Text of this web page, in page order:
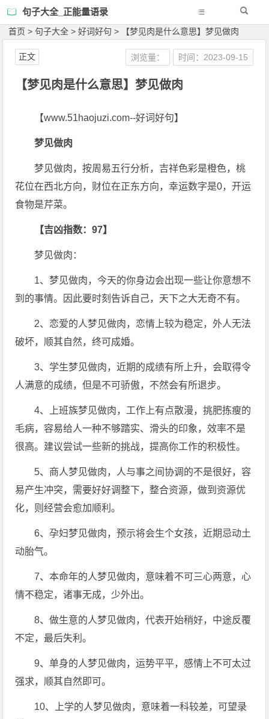
句子大全_正能量语录
首页 >句子大全 >好词好句 > 【梦见肉是什么意思】梦见做肉
【梦见肉是什么意思】梦见做肉
浏览量： 时间：2023-09-15
正文
【www.51haojuzi.com--好词好句】
梦见做肉
梦见做肉，按周易五行分析，吉祥色彩是橙色，桃
花位在西北方向，财位在正东方向，幸运数字是0，开运
食物是芹菜。
【吉凶指数：97】
梦见做肉：
1、梦见做肉，今天的你身边会出现一些让你意想不
到的事情。因此要时刻告诉自己，天下之大无奇不有。
2、恋爱的人梦见做肉，恋情上较为稳定，外人无法
破坏，顺其自然，终可成婚。
3、学生梦见做肉，近期的成绩有所上升，会取得令
人满意的成绩，但是不可骄傲，不然会有所退步。
4、上班族梦见做肉，工作上有点散漫，挑肥拣瘦的
毛病，容易给人一种不够踏实、滑头的印象，效率不是
很高。建议尝试一些新的挑战，提高你工作的积极性。
5、商人梦见做肉，人与事之间协调的不是很好，容
易产生冲突，需要好好调整下，整合资源，做到资源优
化，则经营会愈加顺利。
6、孕妇梦见做肉，预示将会生个女孩，近期忌动土
动胎气。
7、本命年的人梦见做肉，意味着不可三心两意，心
情不稳定，诸事无成，少外出。
8、做生意的人梦见做肉，代表开始稍好，中途反覆
不定，最后失利。
9、单身的人梦见做肉，运势平平，感情上不可太过
强求，顺其自然即可。
10、上学的人梦见做肉，意味着一科较差，可望录